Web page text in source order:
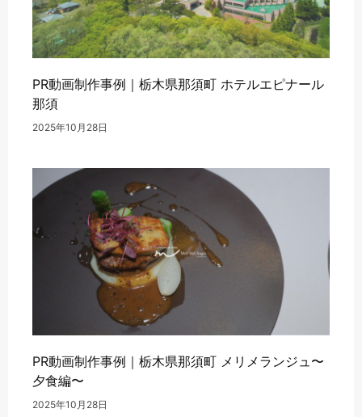
PR動画制作事例｜栃木県那須町 ホテルエピナール
那須
2025年10月28日
PR動画制作事例｜栃木県那須町 メリメランジュ〜
夕食編〜
2025年10月28日